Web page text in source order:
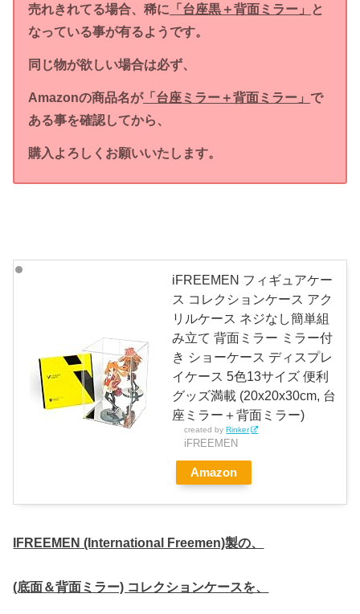
売れきれてる場合、稀に 「台座黒＋背面ミラー」
と
なっている事が有るようです。
同じ物が欲しい場合は必ず、
Amazonの商品名が「台座ミラー＋背面ミラー」で
ある事を確認してから、
購入よろしくお願いいたします。
iFREEMEN フィギュアケー
ス コレクションケース アク
リルケース ネジなし簡単組
み立て 背面ミラー ミラー付
き ショーケース ディスプレ
イケース 5色13サイズ 便利
グッズ満載 (20x20x30cm, 台
座ミラー＋背面ミラー)
created byRinker
iFREEMEN
Amazon
IFREEMEN (International Freemen)製の、
(底面＆背面ミラー) コレクションケースを、